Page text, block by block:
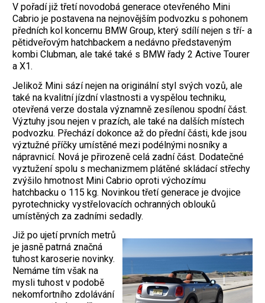
V pořadí již třetí novodobá generace otevřeného Mini
Cabrio je postavena na nejnovějším podvozku s pohonem
předních kol koncernu BMW Group, který sdílí nejen s tří- a
pětidveřovým hatchbackem a nedávno představeným
kombi Clubman, ale také také s BMW řady 2 Active Tourer
a X1.
Jelikož Mini sází nejen na originální styl svých vozů, ale
také na kvalitní jízdní vlastnosti a vyspělou techniku,
otevřená verze dostala významně zesílenou spodní část.
Výztuhy jsou nejen v prazích, ale také na dalších místech
podvozku. Přechází dokonce až do přední části, kde jsou
výztužné příčky umístěné mezi podélnými nosníky a
nápravnicí. Nová je přirozeně celá zadní část. Dodatečné
vyztužení spolu s mechanizmem plátěné skládací střechy
zvýšilo hmotnost Mini Cabrio oproti výchozímu
hatchbacku o 115 kg. Novinkou třetí generace je dvojice
pyrotechnicky vystřelovacích ochranných oblouků
umístěných za zadními sedadly.
Již po ujetí prvních metrů
je jasně patrná značná
tuhost karoserie novinky.
Nemáme tím však na
mysli tuhost v podobě
nekomfortního zdolávání